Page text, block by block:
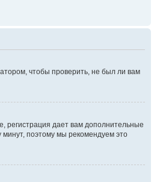
чтобы проверить, не был ли вам
регистрация дает вам дополнительные
поэтому мы рекомендуем это